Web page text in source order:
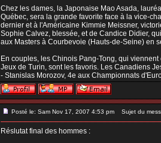
Chez les dames, la Japonaise Mao Asada,
Québec, sera la grande favorite face à la vice-
dernier et à l'Américaine Kimmie Meissner,
Sophie Calvez, blessée, et de Candice Didier,
aux Masters à Courbevoie (Hauts-de-Seine) en
En couples, les Chinois Pang-Tong, qui
Jeux de Turin, sont les favoris. Les Canadiens
- Stanislas Morozov, 4e aux Championnats
Posté le: Sam Nov 17, 2007 4:53 pm Sujet du
Réslutat final des hommes :